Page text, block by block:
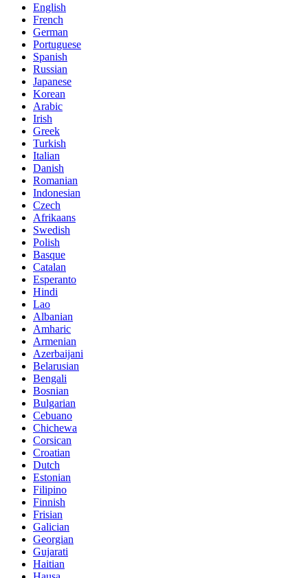
English
French
German
Portuguese
Spanish
Russian
Japanese
Korean
Arabic
Irish
Greek
Turkish
Italian
Danish
Romanian
Indonesian
Czech
Afrikaans
Swedish
Polish
Basque
Catalan
Esperanto
Hindi
Lao
Albanian
Amharic
Armenian
Azerbaijani
Belarusian
Bengali
Bosnian
Bulgarian
Cebuano
Chichewa
Corsican
Croatian
Dutch
Estonian
Filipino
Finnish
Frisian
Galician
Georgian
Gujarati
Haitian